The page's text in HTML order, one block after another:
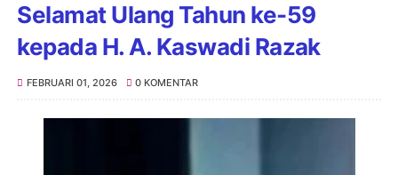
Selamat Ulang Tahun ke-59
kepada H. A. Kaswadi Razak
FEBRUARI 01, 2026 0 KOMENTAR